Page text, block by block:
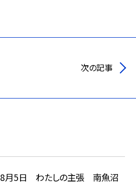
次の記事
8月5日 わたしの主張 南魚沼